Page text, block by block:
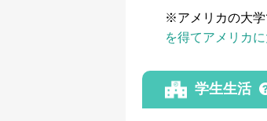
※アメリカの大学
を得てアメリカ
学生生活